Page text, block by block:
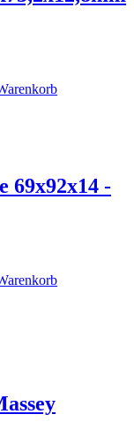
69x92x14 -